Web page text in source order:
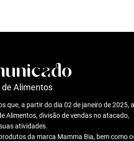
de Alimentos
que, a partir do dia 02 de janeiro de 2025,
Alimentos, divisão de vendas no atacado,
atividades.
da marca Mamma Bia, bem como